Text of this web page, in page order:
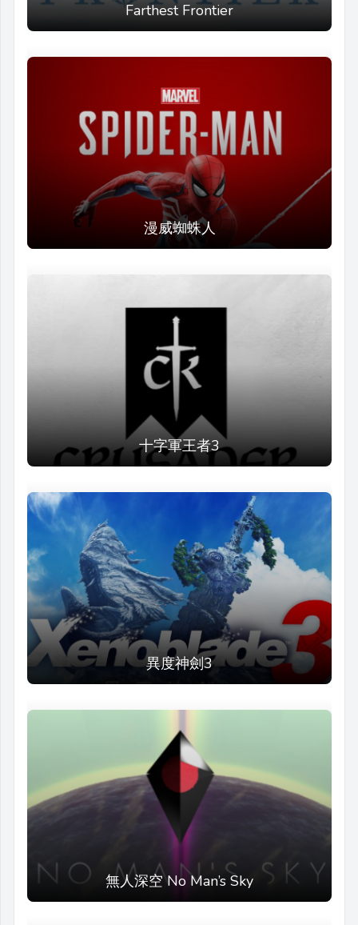
Farthest Frontier
漫威蜘蛛人
十字軍王者3
異度神劍3
無人深空 No Man’s Sky